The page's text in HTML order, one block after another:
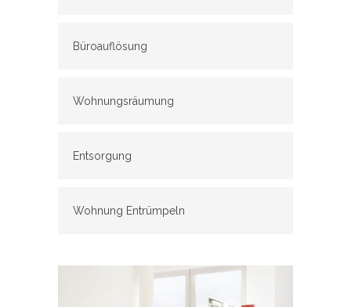
Büroauflösung
Wohnungsräumung
Entsorgung
Wohnung Entrümpeln